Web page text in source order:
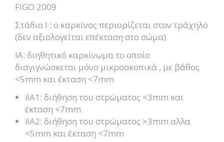
FIGO 2009
Στάδιο Ι : ο καρκίνος περιορίζεται στον τράχηλο
(δεν αξιολογείται επέκταση στο σώμα)
ΙΑ: διηθητικό καρκίνωμα το οποίο
διαγιγνώσκεται μόνο μικροσκοπικά , με βάθος
<5mm και έκταση <7mm
ïIA1: διήθηση του στρώματος <3mm και
έκταση <7mm
ïΙΑ2: διήθηση του στρώματος >3mm αλλα
<5mm και έκταση <7mm